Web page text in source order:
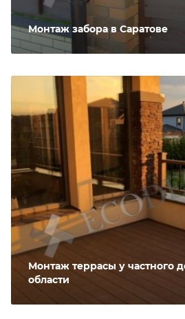
Монтаж забора в Саратове
Монтаж террасы у частного
области